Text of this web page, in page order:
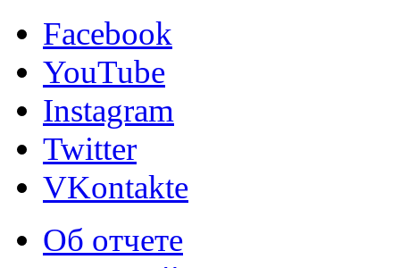
Facebook
YouTube
Instagram
Twitter
VKontakte
Об отчете